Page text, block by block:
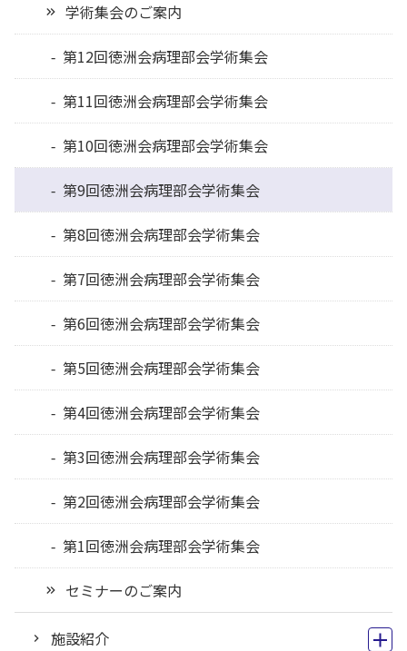
学術集会のご案内
第12回徳洲会病理部会学術集会
第11回徳洲会病理部会学術集会
第10回徳洲会病理部会学術集会
第9回徳洲会病理部会学術集会
第8回徳洲会病理部会学術集会
第7回徳洲会病理部会学術集会
第6回徳洲会病理部会学術集会
第5回徳洲会病理部会学術集会
第4回徳洲会病理部会学術集会
第3回徳洲会病理部会学術集会
第2回徳洲会病理部会学術集会
第1回徳洲会病理部会学術集会
セミナーのご案内
施設紹介